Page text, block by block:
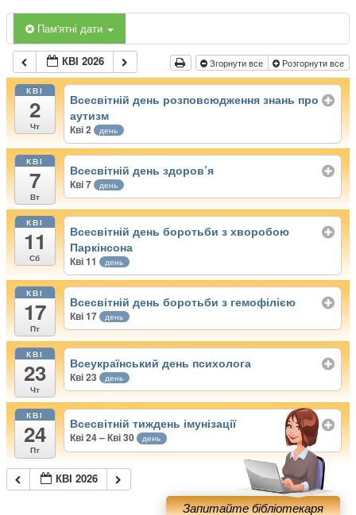
Пам'ятні дати
КВІ 2026 Згорнути все Розгорнути все
КВІ
2
Чт
Всесвітній день розповсюдження знань про
аутизм
Кві 2 день
КВІ
7
Вт
Всесвітній день здоров’я
Кві 7 день
КВІ
11
Сб
Всесвітній день боротьби з хворобою
Паркінсона
Кві 11 день
КВІ
17
Пт
Всесвітній день боротьби з гемофілією
Кві 17 день
КВІ
23
Чт
Всеукраїнський день психолога
Кві 23 день
КВІ
24
Пт
Всесвітній тиждень імунізації
Кві 24 – Кві 30 день
КВІ 2026